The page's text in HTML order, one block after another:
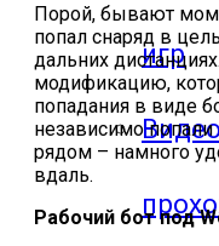
игр
Порой, бывают
попал снаряд в
дальних
модификацию,
попадания в виде
независимо
рядом – намного
вдаль.
Рабочий бот под